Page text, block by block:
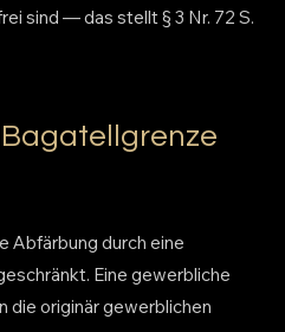
sind — das stellt § 3 Nr. 72 S.
Abfärbung durch eine
Eine gewerbliche
die originär gewerblichen